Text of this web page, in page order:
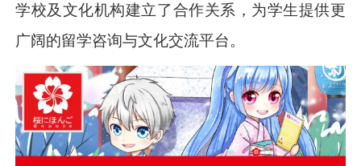
学校及文化机构建立了合作关系，为学生提供更
广阔的留学咨询与文化交流平台。